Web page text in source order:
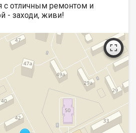
с отличным ремонтом и
- заходи, живи!